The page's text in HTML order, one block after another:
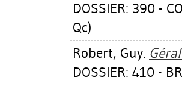
DOSSIER: 390 -
Qc)
Robert, Guy.
DOSSIER: 410 -